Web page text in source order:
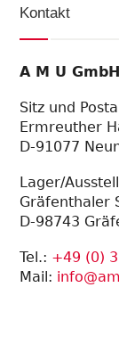
Kontakt
A M U GmbH
Sitz und
Ermreuther
D-91077
Lager/
Gräfenthaler
D-98743
Tel.: +49 (0)
Mail: